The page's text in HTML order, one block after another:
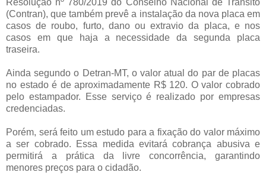
(Contran), que também prevê a instalação da nova placa em
casos de roubo, furto, dano ou extravio da placa, e nos
casos em que haja a necessidade da segunda placa
traseira.
Ainda segundo o Detran-MT, o valor atual do par de placas
no estado é de aproximadamente R$ 120. O valor cobrado
pelo estampador. Esse serviço é realizado por empresas
credenciadas.
Porém, será feito um estudo para a fixação do valor máximo
a ser cobrado. Essa medida evitará cobrança abusiva e
permitirá a prática da livre concorrência, garantindo
menores preços para o cidadão.